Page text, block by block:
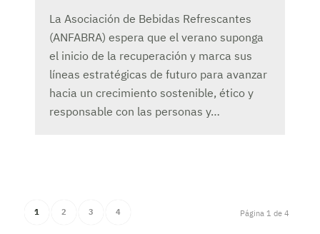
La Asociación de Bebidas Refrescantes
(ANFABRA) espera que el verano suponga
el inicio de la recuperación y marca sus
líneas estratégicas de futuro para avanzar
hacia un crecimiento sostenible, ético y
responsable con las personas y…
Página 1 de 4
1 2 3 4